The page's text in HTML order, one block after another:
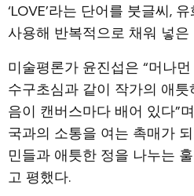
‘LOVE’라는 단어를 붓글씨,
사용해 반복적으로 채워 넣은
미술평론가 윤진섭은 “머나
수구초심과 같이 작가의 애
음이 캔버스마다 배어 있다”
국과의 소통을 여는 촉매가
민들과 애틋한 정을 나누는
고 평했다.